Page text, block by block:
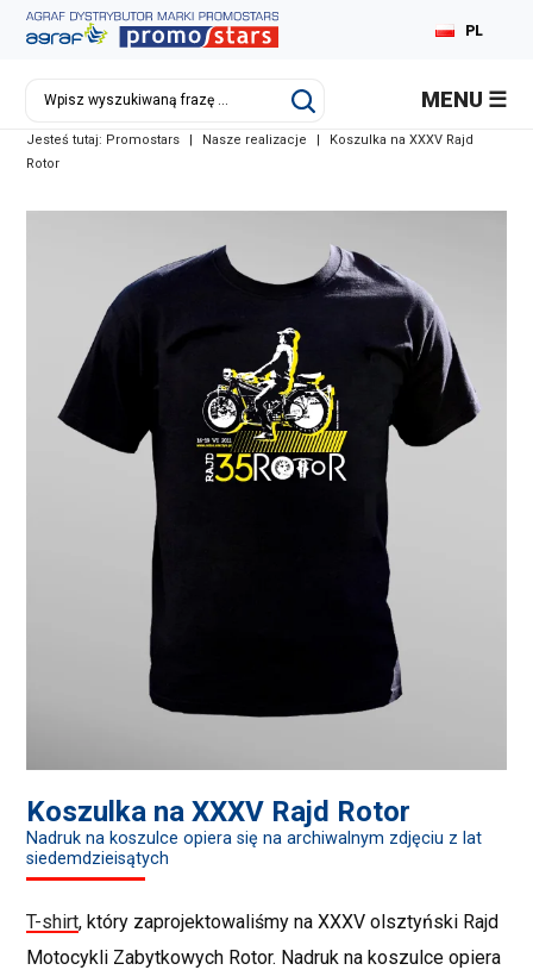
PL
MENU
Jesteś tutaj: Promostars | Nasze realizacje |
Koszulka na XXXV Rajd
Rotor
Koszulka na XXXV Rajd Rotor
Nadruk na koszulce opiera się na archiwalnym zdjęciu z lat
siedemdzieisątych
T-shirt, który zaprojektowaliśmy na XXXV olsztyński Rajd
Motocykli Zabytkowych Rotor. Nadruk na koszulce opiera